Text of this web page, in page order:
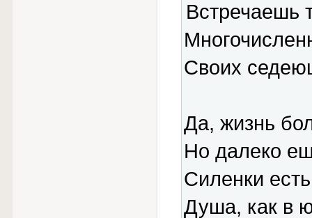
Встречаешь
Своих
Да, жизнь
Но далеко
Силенки
Душа, как в